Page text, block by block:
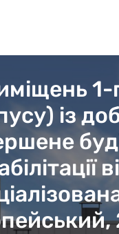
із